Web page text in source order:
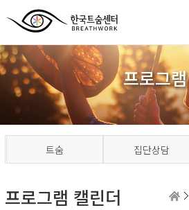
프로그램
트숨 집단상담
프로그램 캘린더